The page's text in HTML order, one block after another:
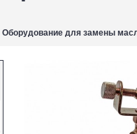
Оборудование для замены